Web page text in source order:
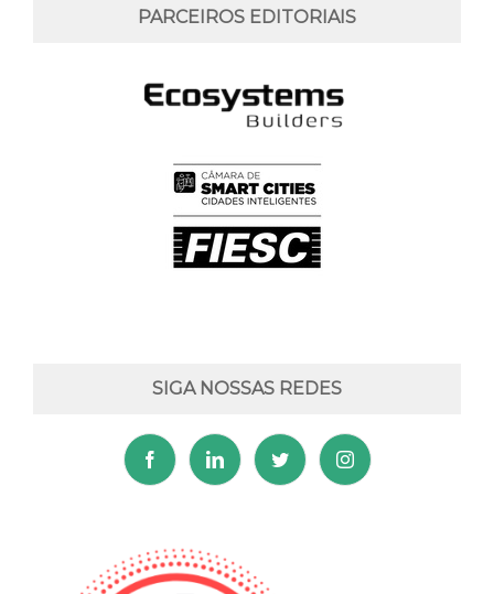
PARCEIROS EDITORIAIS
SIGA NOSSAS REDES